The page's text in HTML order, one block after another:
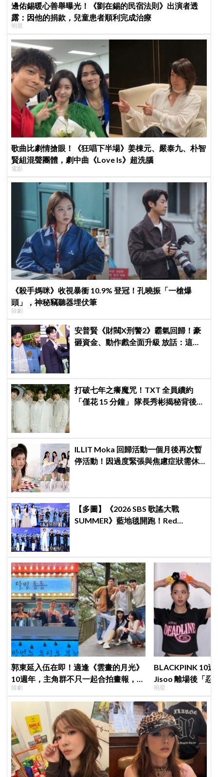
邊佑錫暖心善舉曝光！《劉在錫的民宿法則》出演者透
露：因他的捐款，兒童患者順利完成治療
明星
歌曲比劇情搶眼！《狂唱下半場》姜棟元、嚴泰九、朴智
賢組混聲團體，劇中曲《Love Is》超洗腦
電影
《殺手媽咪》收視暴衝 10.9% 登冠！孔曉振「一槍爆
頭」，神秘竊聽器埋伏筆
韓劇
安普賢《財閥X刑警2》霸氣回歸！豪
砸資金、動作戲全面升級 放話：這次
打破七年之癢魔咒！TXT 全員續約
「僅花 15 分鐘」 隊長秀彬揭秘背後原
ILLIT Moka 回歸活動一個月後再次暫
停活動！因過度緊張與焦慮症狀需休
【多圖】《2026 SBS 歌謠大戰
SUMMER》藍地毯開跑！Red
郭東延入伍在即！適逢《雲畫的月光》
10週年，主角群不只一起合拍畫報，還
錄製特別節目
韓劇
BLACKPINK 10
Jisoo 離場後「忍
看了好心疼
明星